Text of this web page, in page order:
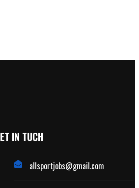
IN TUCH
allsportjobs@gmail.com